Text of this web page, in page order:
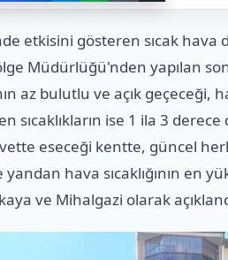
etkisini gösteren sıcak hava
Müdürlüğü'nden yapılan
az bulutlu ve açık geçeceği,
sıcaklıkların ise 1 ila 3
eseceği kentte, güncel
hava sıcaklığının en
ve Mihalgazi olarak